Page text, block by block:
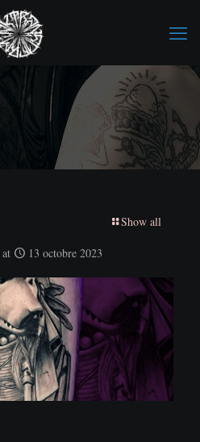
Show all
at 13 octobre 2023